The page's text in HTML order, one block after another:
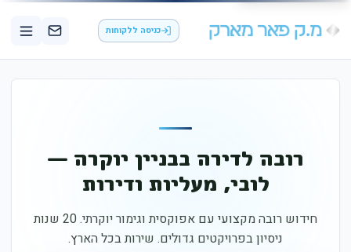
כניסה ללקוחות
רובה לדירה בבניין יוקרה —
לובי, מעליות ודירות
חידוש רובה מקצועי עם אפוקסית וגימור יוקרתי. 20 שנות
ניסיון בפרויקטים גדולים. שירות בכל הארץ.